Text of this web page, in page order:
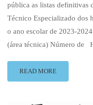
pública as listas definitivas
Técnico Especializado dos
o ano escolar de
(área técnica) Número de
READ
MORE
READ MORE